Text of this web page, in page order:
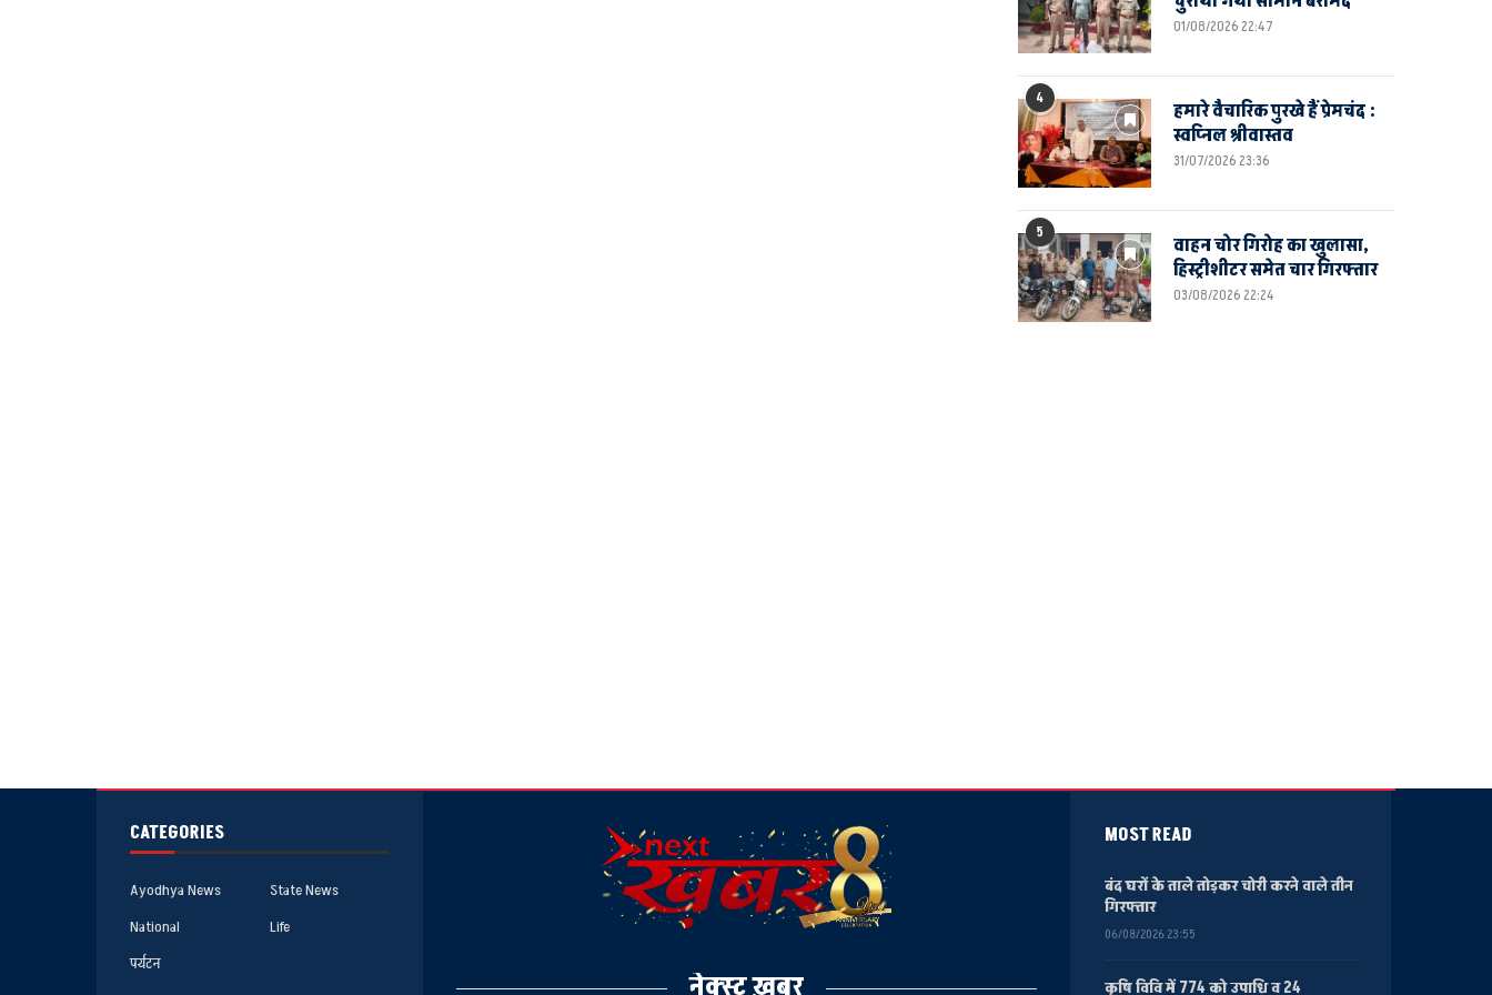
01/08/2026 22:47
4
हमारे वैचारिक पुरखे हैं प्रेमचंद :
स्वप्निल श्रीवास्तव
31/07/2026 23:36
5
वाहन चोर गिरोह का खुलासा,
हिस्ट्रीशीटर समेत चार गिरफ्तार
03/08/2026 22:24
CATEGORIES
Ayodhya News
State News
National
Life
पर्यटन
नेक्स्ट ख़बर
MOST READ
बंद घरों के ताले तोड़कर चोरी करने वाले तीन
गिरफ्तार
06/08/2026 23:55
कृषि विवि में 774 को उपाधि व 24